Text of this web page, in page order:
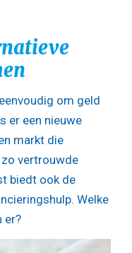
om geld
er een nieuwe
markt die
vertrouwde
biedt ook de
Welke
er?